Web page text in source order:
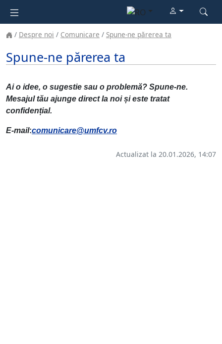
Despre noi Comunicare Spune-ne părerea ta
Spune-ne părerea ta
Ai o idee, o sugestie sau o problemă? Spune-ne.
Mesajul tău ajunge direct la noi și este tratat
confidențial.
E-mail:comunicare@umfcv.ro
Actualizat la 20.01.2026, 14:07